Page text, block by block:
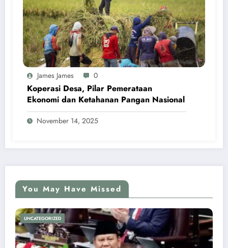
James James 0
Koperasi Desa, Pilar Pemerataan
Ekonomi dan Ketahanan Pangan Nasional
November 14, 2025
You May Have Missed
UNCATEGORIZED